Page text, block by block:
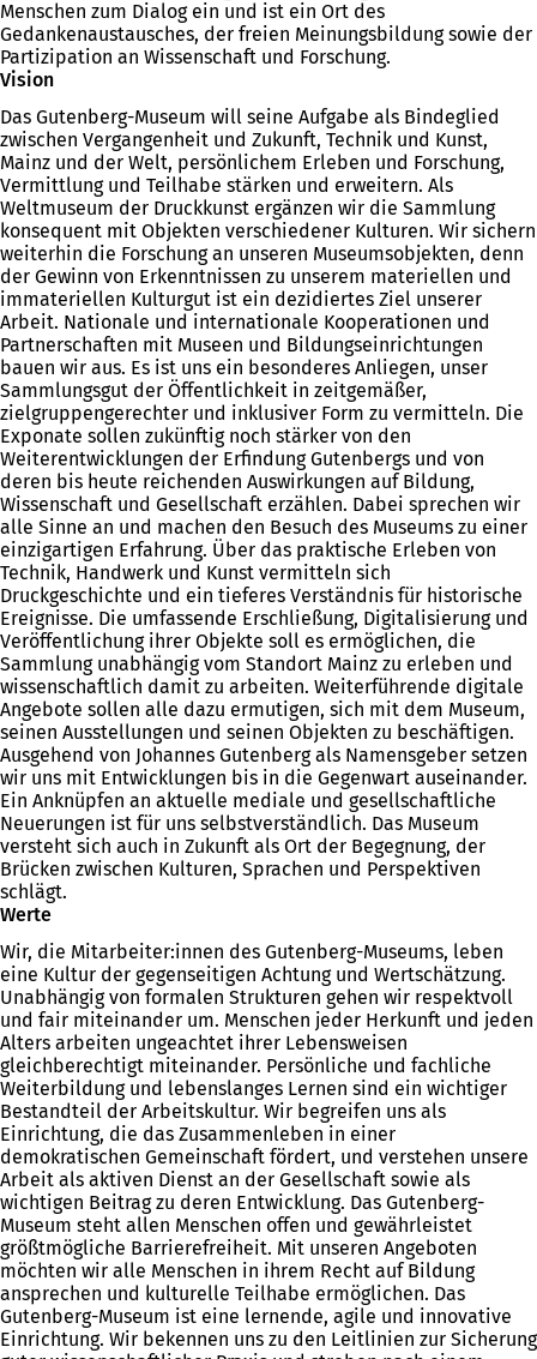
Menschen zum Dialog ein und ist ein Ort des
Gedankenaustausches, der freien Meinungsbildung sowie der
Partizipation an Wissenschaft und Forschung.
Vision
Das Gutenberg-Museum will seine Aufgabe als Bindeglied
zwischen Vergangenheit und Zukunft, Technik und Kunst,
Mainz und der Welt, persönlichem Erleben und Forschung,
Vermittlung und Teilhabe stärken und erweitern. Als
Weltmuseum der Druckkunst ergänzen wir die Sammlung
konsequent mit Objekten verschiedener Kulturen. Wir sichern
weiterhin die Forschung an unseren Museumsobjekten, denn
der Gewinn von Erkenntnissen zu unserem materiellen und
immateriellen Kulturgut ist ein dezidiertes Ziel unserer
Arbeit. Nationale und internationale Kooperationen und
Partnerschaften mit Museen und Bildungseinrichtungen
bauen wir aus. Es ist uns ein besonderes Anliegen, unser
Sammlungsgut der Öffentlichkeit in zeitgemäßer,
zielgruppengerechter und inklusiver Form zu vermitteln. Die
Exponate sollen zukünftig noch stärker von den
Weiterentwicklungen der Erfindung Gutenbergs und von
deren bis heute reichenden Auswirkungen auf Bildung,
Wissenschaft und Gesellschaft erzählen. Dabei sprechen wir
alle Sinne an und machen den Besuch des Museums zu einer
einzigartigen Erfahrung. Über das praktische Erleben von
Technik, Handwerk und Kunst vermitteln sich
Druckgeschichte und ein tieferes Verständnis für historische
Ereignisse. Die umfassende Erschließung, Digitalisierung und
Veröffentlichung ihrer Objekte soll es ermöglichen, die
Sammlung unabhängig vom Standort Mainz zu erleben und
wissenschaftlich damit zu arbeiten. Weiterführende digitale
Angebote sollen alle dazu ermutigen, sich mit dem Museum,
seinen Ausstellungen und seinen Objekten zu beschäftigen.
Ausgehend von Johannes Gutenberg als Namensgeber setzen
wir uns mit Entwicklungen bis in die Gegenwart auseinander.
Ein Anknüpfen an aktuelle mediale und gesellschaftliche
Neuerungen ist für uns selbstverständlich. Das Museum
versteht sich auch in Zukunft als Ort der Begegnung, der
Brücken zwischen Kulturen, Sprachen und Perspektiven
schlägt.
Werte
Wir, die Mitarbeiter:innen des Gutenberg-Museums, leben
eine Kultur der gegenseitigen Achtung und Wertschätzung.
Unabhängig von formalen Strukturen gehen wir respektvoll
und fair miteinander um. Menschen jeder Herkunft und jeden
Alters arbeiten ungeachtet ihrer Lebensweisen
gleichberechtigt miteinander. Persönliche und fachliche
Weiterbildung und lebenslanges Lernen sind ein wichtiger
Bestandteil der Arbeitskultur. Wir begreifen uns als
Einrichtung, die das Zusammenleben in einer
demokratischen Gemeinschaft fördert, und verstehen unsere
Arbeit als aktiven Dienst an der Gesellschaft sowie als
wichtigen Beitrag zu deren Entwicklung. Das Gutenberg-
Museum steht allen Menschen offen und gewährleistet
größtmögliche Barrierefreiheit. Mit unseren Angeboten
möchten wir alle Menschen in ihrem Recht auf Bildung
ansprechen und kulturelle Teilhabe ermöglichen. Das
Gutenberg-Museum ist eine lernende, agile und innovative
Einrichtung. Wir bekennen uns zu den Leitlinien zur Sicherung